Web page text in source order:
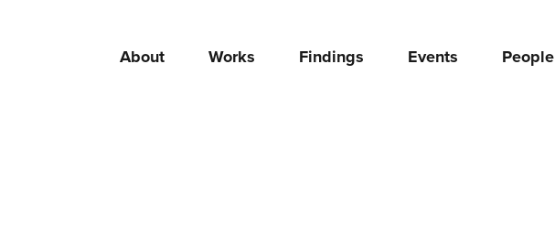
About Works Findings Events People